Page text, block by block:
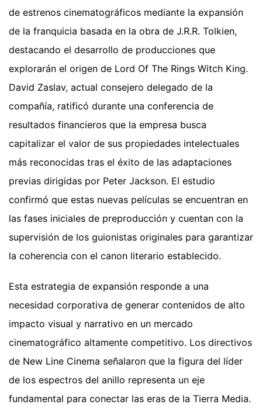
de estrenos cinematográficos mediante la expansión
de la franquicia basada en la obra de J.R.R. Tolkien,
destacando el desarrollo de producciones que
explorarán el origen de Lord Of The Rings Witch King.
David Zaslav, actual consejero delegado de la
compañía, ratificó durante una conferencia de
resultados financieros que la empresa busca
capitalizar el valor de sus propiedades intelectuales
más reconocidas tras el éxito de las adaptaciones
previas dirigidas por Peter Jackson. El estudio
confirmó que estas nuevas películas se encuentran en
las fases iniciales de preproducción y cuentan con la
supervisión de los guionistas originales para garantizar
la coherencia con el canon literario establecido.
Esta estrategia de expansión responde a una
necesidad corporativa de generar contenidos de alto
impacto visual y narrativo en un mercado
cinematográfico altamente competitivo. Los directivos
de New Line Cinema señalaron que la figura del líder
de los espectros del anillo representa un eje
fundamental para conectar las eras de la Tierra Media.